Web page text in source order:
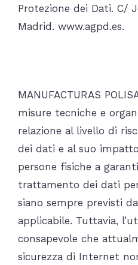
Protezione dei Dati. C/
Madrid. www.agpd.es.
MANUFACTURAS
misure tecniche e
relazione al livello di
dei dati e al suo
persone fisiche a
trattamento dei dati
siano sempre previsti
applicabile. Tuttavia,
consapevole che
sicurezza di Internet